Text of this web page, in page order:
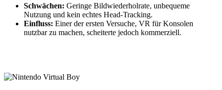
Schwächen: Geringe Bildwiederholrate, unbequeme
Nutzung und kein echtes Head-Tracking.
Einfluss: Einer der ersten Versuche, VR für Konsolen
nutzbar zu machen, scheiterte jedoch kommerziell.